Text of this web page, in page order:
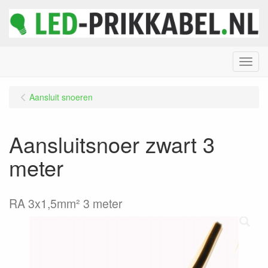
Menu
Aansluit snoeren
Aansluitsnoer zwart 3
meter
RA 3x1,5mm² 3 meter